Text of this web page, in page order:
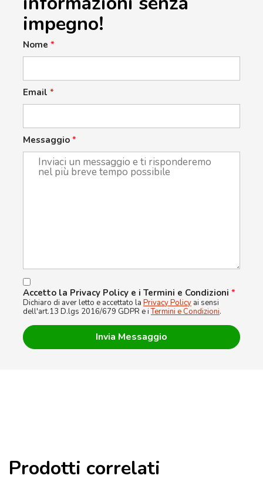
impegno!
Nome *
Email *
Messaggio *
Accetto la Privacy Policy e i Termini e Condizioni *
Dichiaro di aver letto e accettato la Privacy Policy ai sensi
dell'art.13 D.lgs 2016/679 GDPR e iTermini e Condizioni.
Prodotti correlati